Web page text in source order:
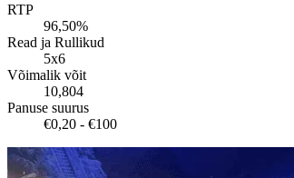
RTP
96,50%
Read ja Rullikud
5x6
Võimalik võit
10,804
Panuse suurus
€0,20 - €100